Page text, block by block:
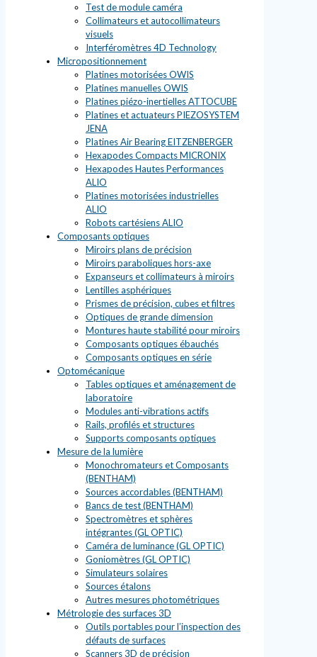
Test de module caméra
Collimateurs et autocollimateurs
visuels
Interféromètres 4D Technology
Micropositionnement
Platines motorisées OWIS
Platines manuelles OWIS
Platines piézo-inertielles ATTOCUBE
Platines et actuateurs PIEZOSYSTEM
JENA
Platines Air Bearing EITZENBERGER
Hexapodes Compacts MICRONIX
Hexapodes Hautes Performances
ALIO
Platines motorisées industrielles
ALIO
Robots cartésiens ALIO
Composants optiques
Miroirs plans de précision
Miroirs paraboliques hors-axe
Expanseurs et collimateurs à miroirs
Lentilles asphériques
Prismes de précision, cubes et filtres
Optiques de grande dimension
Montures haute stabilité pour miroirs
Composants optiques ébauchés
Composants optiques en série
Optomécanique
Tables optiques et aménagement de
laboratoire
Modules anti-vibrations actifs
Rails, profilés et structures
Supports composants optiques
Mesure de la lumière
Monochromateurs et Composants
(BENTHAM)
Sources accordables (BENTHAM)
Bancs de test (BENTHAM)
Spectromètres et sphères
intégrantes (GL OPTIC)
Caméra de luminance (GL OPTIC)
Goniomètres (GL OPTIC)
Simulateurs solaires
Sources étalons
Autres mesures photométriques
Métrologie des surfaces 3D
Outils portables pour l’inspection des
défauts de surfaces
Scanners 3D de précision